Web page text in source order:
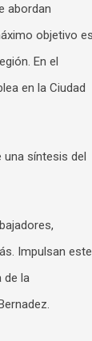
abordan
objetivo
En el
en la Ciudad
una síntesis del
Impulsan este
de la